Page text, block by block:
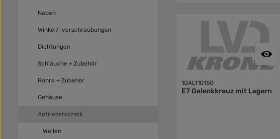
Naben
Winkel/-verschraubungen
Dichtungen
Schläuche + Zubehör
Rohre + Zubehör
Gehäuse
Antriebstechnik
Wellen
10AL110150
E7 Gelenkkreuz mit Lagern